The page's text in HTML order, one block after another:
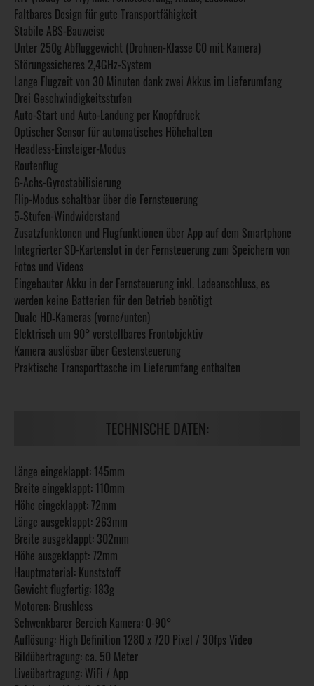
Faltbares Design für gute Transportfähigkeit
Stabile ABS-Bauweise
Unter 250g Abfluggewicht (Drohnen-Klasse C0 mit Kamera)
Störungssicheres 2,4GHz-System
Lange Flugzeit von 30 Minuten dank zwei Akkus im Lieferumfang
Drei Geschwindigkeitsstufen
Auto-Start und Auto-Landung per Knopfdruck
Optischer Sensor für automatisches Höhehalten
Headless-Einsteiger-Modus
Routenflug
6-Achs-Gyrostabilisierung
Flip-Modus schaltbar über die Fernsteuerung
5‑Stufen-Windwiderstand
Zusatzfunktonen und Flugfunktionen über App auf dem Smartphone
Integrierter SD-Kartenslot in der Fernsteuerung zum Speichern von
Fotos und Videos
Eingebauter Akku in der Fernsteuerung inkl. Ladeanschluss, es
werden keine Batterien für den Betrieb benötigt
Duale HD‑Kameras (vorne/unten)
Elektrisch um 90° verstellbares Frontobjektiv
Kamera auslösbar über Gestensteuerung
Praktische Transporttasche im Lieferumfang enthalten
TECHNISCHE DATEN:
Länge eingeklappt: 145mm
Breite eingeklappt: 110mm
Höhe eingeklappt: 72mm
Länge ausgeklappt: 263mm
Breite ausgeklappt: 302mm
Höhe ausgeklappt: 72mm
Hauptmaterial: Kunststoff
Gewicht flugfertig: 183g
Motoren: Brushless
Schwenkbarer Bereich Kamera: 0-90°
Auflösung: High Definition 1280 x 720 Pixel / 30fps Video
Bildübertragung: ca. 50 Meter
Liveübertragung: WiFi / App